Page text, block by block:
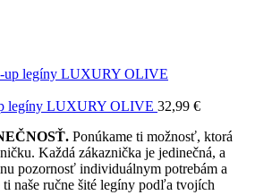
legíny LUXURY OLIVE 32,99 €
Ponúkame ti možnosť, ktorá
Každá zákaznička je jedinečná, a
pozornosť individuálnym potrebám a
naše ručne šité legíny podľa tvojích